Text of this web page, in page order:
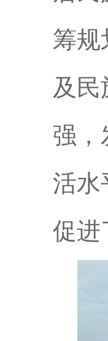
筹规
及
强，
活水
促进